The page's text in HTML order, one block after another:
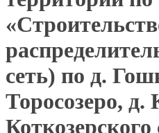
сеть) по д.
Торосозеро, д.
Коткозерского